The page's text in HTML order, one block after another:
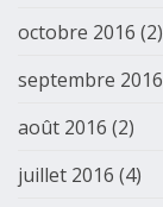
octobre 2016 (2)
septembre 2016
août 2016 (2)
juillet 2016 (4)